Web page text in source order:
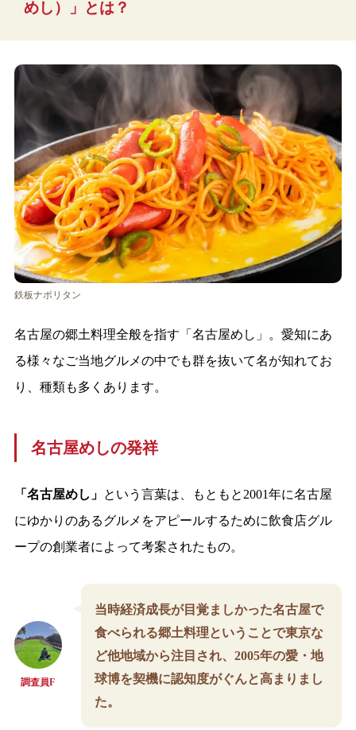
めし）」とは？
鉄板ナポリタン
名古屋の郷土料理全般を指す「名古屋めし」。愛知にあ
る様々なご当地グルメの中でも群を抜いて名が知れてお
り、種類も多くあります。
名古屋めしの発祥
「名古屋めし」
という言葉は、もともと2001年に名古屋
にゆかりのあるグルメをアピールするために飲食店グル
ープの創業者によって考案されたもの。
調査員F
当時経済成長が目覚ましかった名古屋で
食べられる郷土料理ということで東京な
ど他地域から注目され、2005年の愛・地
球博を契機に認知度がぐんと高まりまし
た。